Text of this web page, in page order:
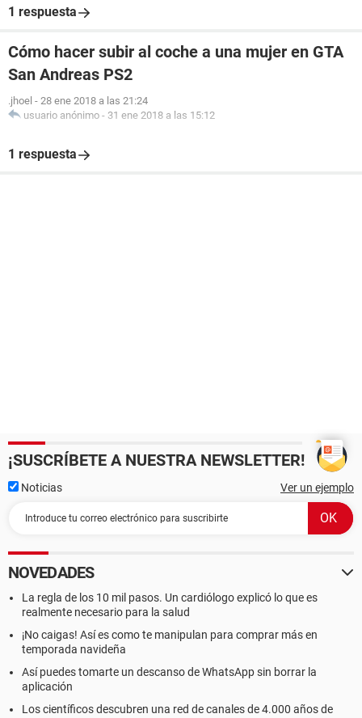
1 respuesta
Cómo hacer subir al coche a una mujer en GTA
San Andreas PS2
.jhoel - 28 ene 2018 a las 21:24
usuario anónimo - 31 ene 2018 a las 15:12
1 respuesta
¡SUSCRÍBETE A NUESTRA NEWSLETTER!
Noticias Ver un ejemplo
NOVEDADES
La regla de los 10 mil pasos. Un cardiólogo explicó lo que es
realmente necesario para la salud
¡No caigas! Así es como te manipulan para comprar más en
temporada navideña
Así puedes tomarte un descanso de WhatsApp sin borrar la
aplicación
Los científicos descubren una red de canales de 4.000 años de